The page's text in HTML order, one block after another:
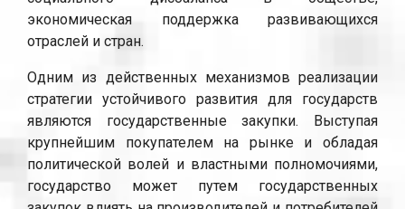
экономическая поддержка развивающихся
отраслей и стран.
Одним из действенных механизмов реализации
стратегии устойчивого развития для государств
являются государственные закупки. Выступая
крупнейшим покупателем на рынке и обладая
политической волей и властными полномочиями,
государство может путем государственных